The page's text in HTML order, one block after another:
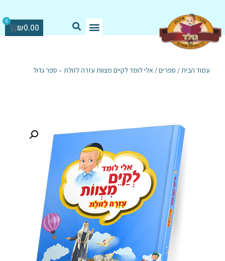
₪0.00
0
עמוד הבית/ ספרים/ אלי לומד לקיים מצוות עזרה לזולת – ספר גדול